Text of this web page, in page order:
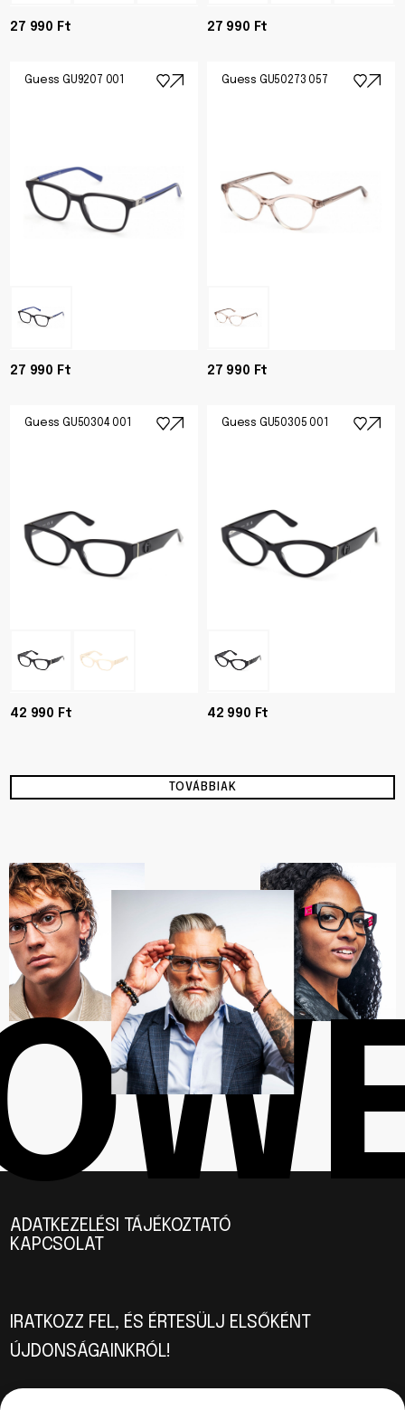
27 990 Ft 27 990 Ft
Guess GU9207 001
27 990 Ft
Guess GU50273 057
27 990 Ft
Guess GU50304 001
42 990 Ft
Guess GU50305 001
42 990 Ft
TOVÁBBIAK
ADATKEZELÉSI TÁJÉKOZTATÓ
KAPCSOLAT
IRATKOZZ FEL, ÉS ÉRTESÜLJ ELSŐKÉNT
ÚJDONSÁGAINKRÓL!